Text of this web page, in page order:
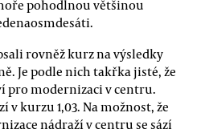
pohodlnou většinou
rovněž kurz na výsledky
Je podle nich takřka jisté, že
pro modernizaci v centru.
v kurzu 1,03. Na možnost, že
nádraží v centru se sází